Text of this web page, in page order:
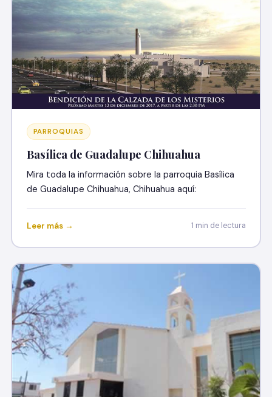
PARROQUIAS
Basílica de Guadalupe Chihuahua
Mira toda la información sobre la parroquia Basílica
de Guadalupe Chihuahua, Chihuahua aquí:
Leer más → 1 min de lectura